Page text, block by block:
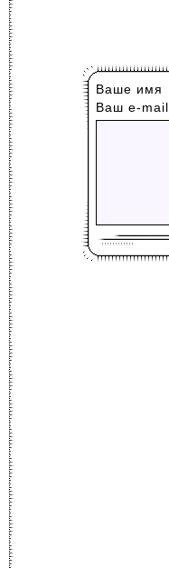
Ваше имя
Ваш е-mail